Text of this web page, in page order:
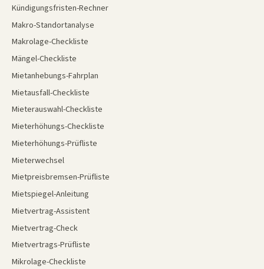
Kündigungsfristen-Rechner
Makro-Standortanalyse
Makrolage-Checkliste
Mängel-Checkliste
Mietanhebungs-Fahrplan
Mietausfall-Checkliste
Mieterauswahl-Checkliste
Mieterhöhungs-Checkliste
Mieterhöhungs-Prüfliste
Mieterwechsel
Mietpreisbremsen-Prüfliste
Mietspiegel-Anleitung
Mietvertrag-Assistent
Mietvertrag-Check
Mietvertrags-Prüfliste
Mikrolage-Checkliste